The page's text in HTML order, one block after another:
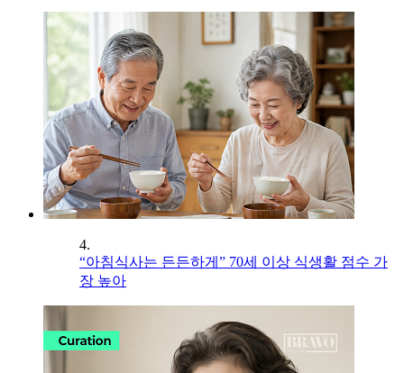
4.
“아침식사는 든든하게” 70세 이상 식생활 점수 가
장 높아